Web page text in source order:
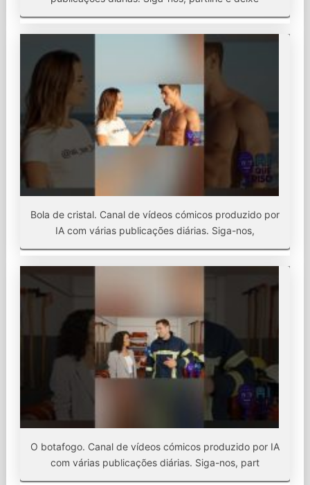
Bola de cristal. Canal de vídeos cómicos produzido por
IA com várias publicações diárias. Siga-nos,
O botafogo. Canal de vídeos cómicos produzido por IA
com várias publicações diárias. Siga-nos, part